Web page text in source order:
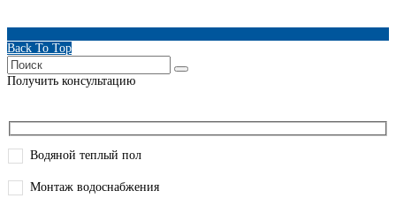
Back To Top
Получить консультацию
Водяной теплый пол
Монтаж водоснабжения